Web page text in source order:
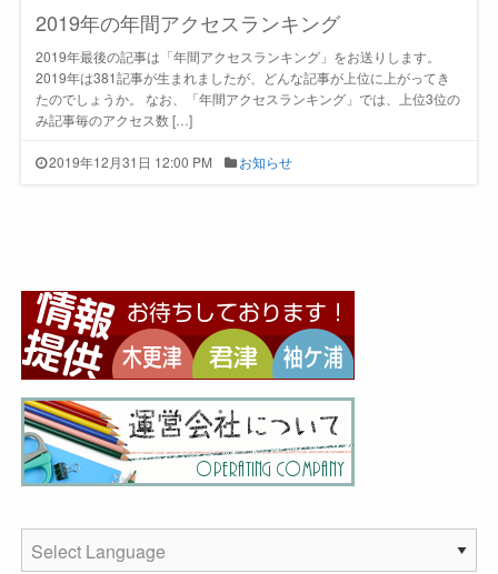
2019年の年間アクセスランキング
2019年最後の記事は「年間アクセスランキング」をお送りします。
2019年は381記事が生まれましたが、どんな記事が上位に上がってき
たのでしょうか。 なお、「年間アクセスランキング」では、上位3位の
み記事毎のアクセス数 […]
2019年12月31日 12:00 PM お知らせ